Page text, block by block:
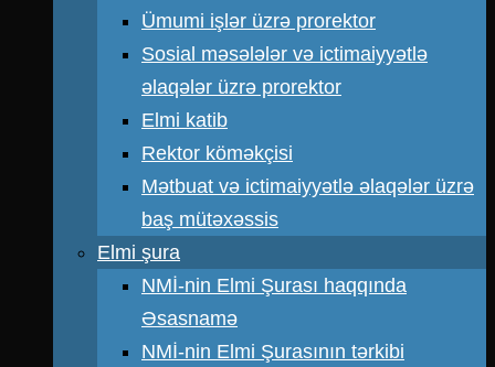
Ümumi işlər üzrə prorektor
Sosial məsələlər və ictimaiyyətlə
əlaqələr üzrə prorektor
Elmi katib
Rektor köməkçisi
Mətbuat və ictimaiyyətlə əlaqələr üzrə
baş mütəxəssis
Elmi şura
NMİ-nin Elmi Şurası haqqında
Əsasnamə
NMİ-nin Elmi Şurasının tərkibi